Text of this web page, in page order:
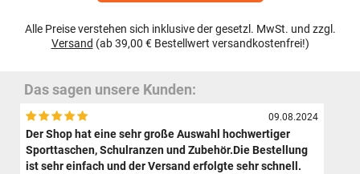
Alle Preise verstehen sich inklusive der gesetzl. MwSt. und zzgl.
Versand (ab 39,00 € Bestellwert versandkostenfrei!)
Das sagen unsere Kunden:
09.08.2024
Der Shop hat eine sehr große Auswahl hochwertiger
Sporttaschen, Schulranzen und Zubehör.Die Bestellung
ist sehr einfach und der Versand erfolgte sehr schnell.